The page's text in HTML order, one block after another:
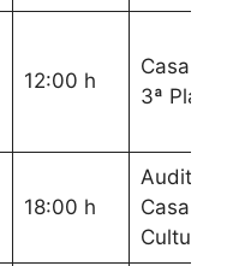
12:00 h
Casa
3ª
18:00 h
Auditorio
Casa de
Cultura